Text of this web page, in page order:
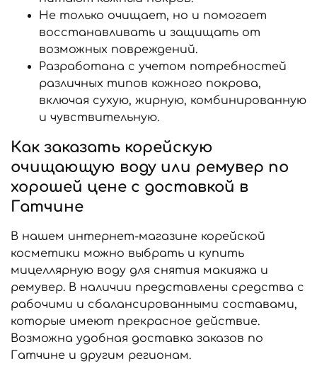
Не только очищает, но и помогает
восстанавливать и защищать от
возможных повреждений.
Разработана с учетом потребностей
различных типов кожного покрова,
включая сухую, жирную, комбинированную
и чувствительную.
Как заказать корейскую
очищающую воду или ремувер по
хорошей цене с доставкой в
Гатчине
В нашем интернет-магазине корейской
косметики можно выбрать и купить
мицеллярную воду для снятия макияжа и
ремувер. В наличии представлены средства с
рабочими и сбалансированными составами,
которые имеют прекрасное действие.
Возможна удобная доставка заказов по
Гатчине и другим регионам.